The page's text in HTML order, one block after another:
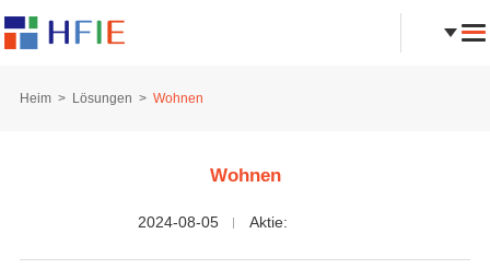
Heim Lösungen Wohnen
Wohnen
2024-08-05 Aktie: